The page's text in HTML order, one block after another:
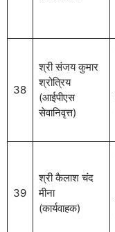
38
श्री संजय कुमार
श्रोत्रिय
(आईपीएस
सेवानिवृत्त)
39
श्री कैलाश चंद
मीना
(कार्यवाहक)